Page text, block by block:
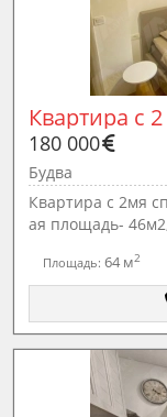
Квартира с
180 000
Будва
Квартира с 2мя
ая площадь-
Площадь:64 м2